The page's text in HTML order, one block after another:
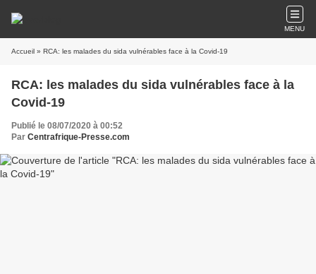
MENU
Accueil » RCA: les malades du sida vulnérables face à la Covid-19
RCA: les malades du sida vulnérables face à la
Covid-19
Publié le 08/07/2020 à 00:52
Par Centrafrique-Presse.com